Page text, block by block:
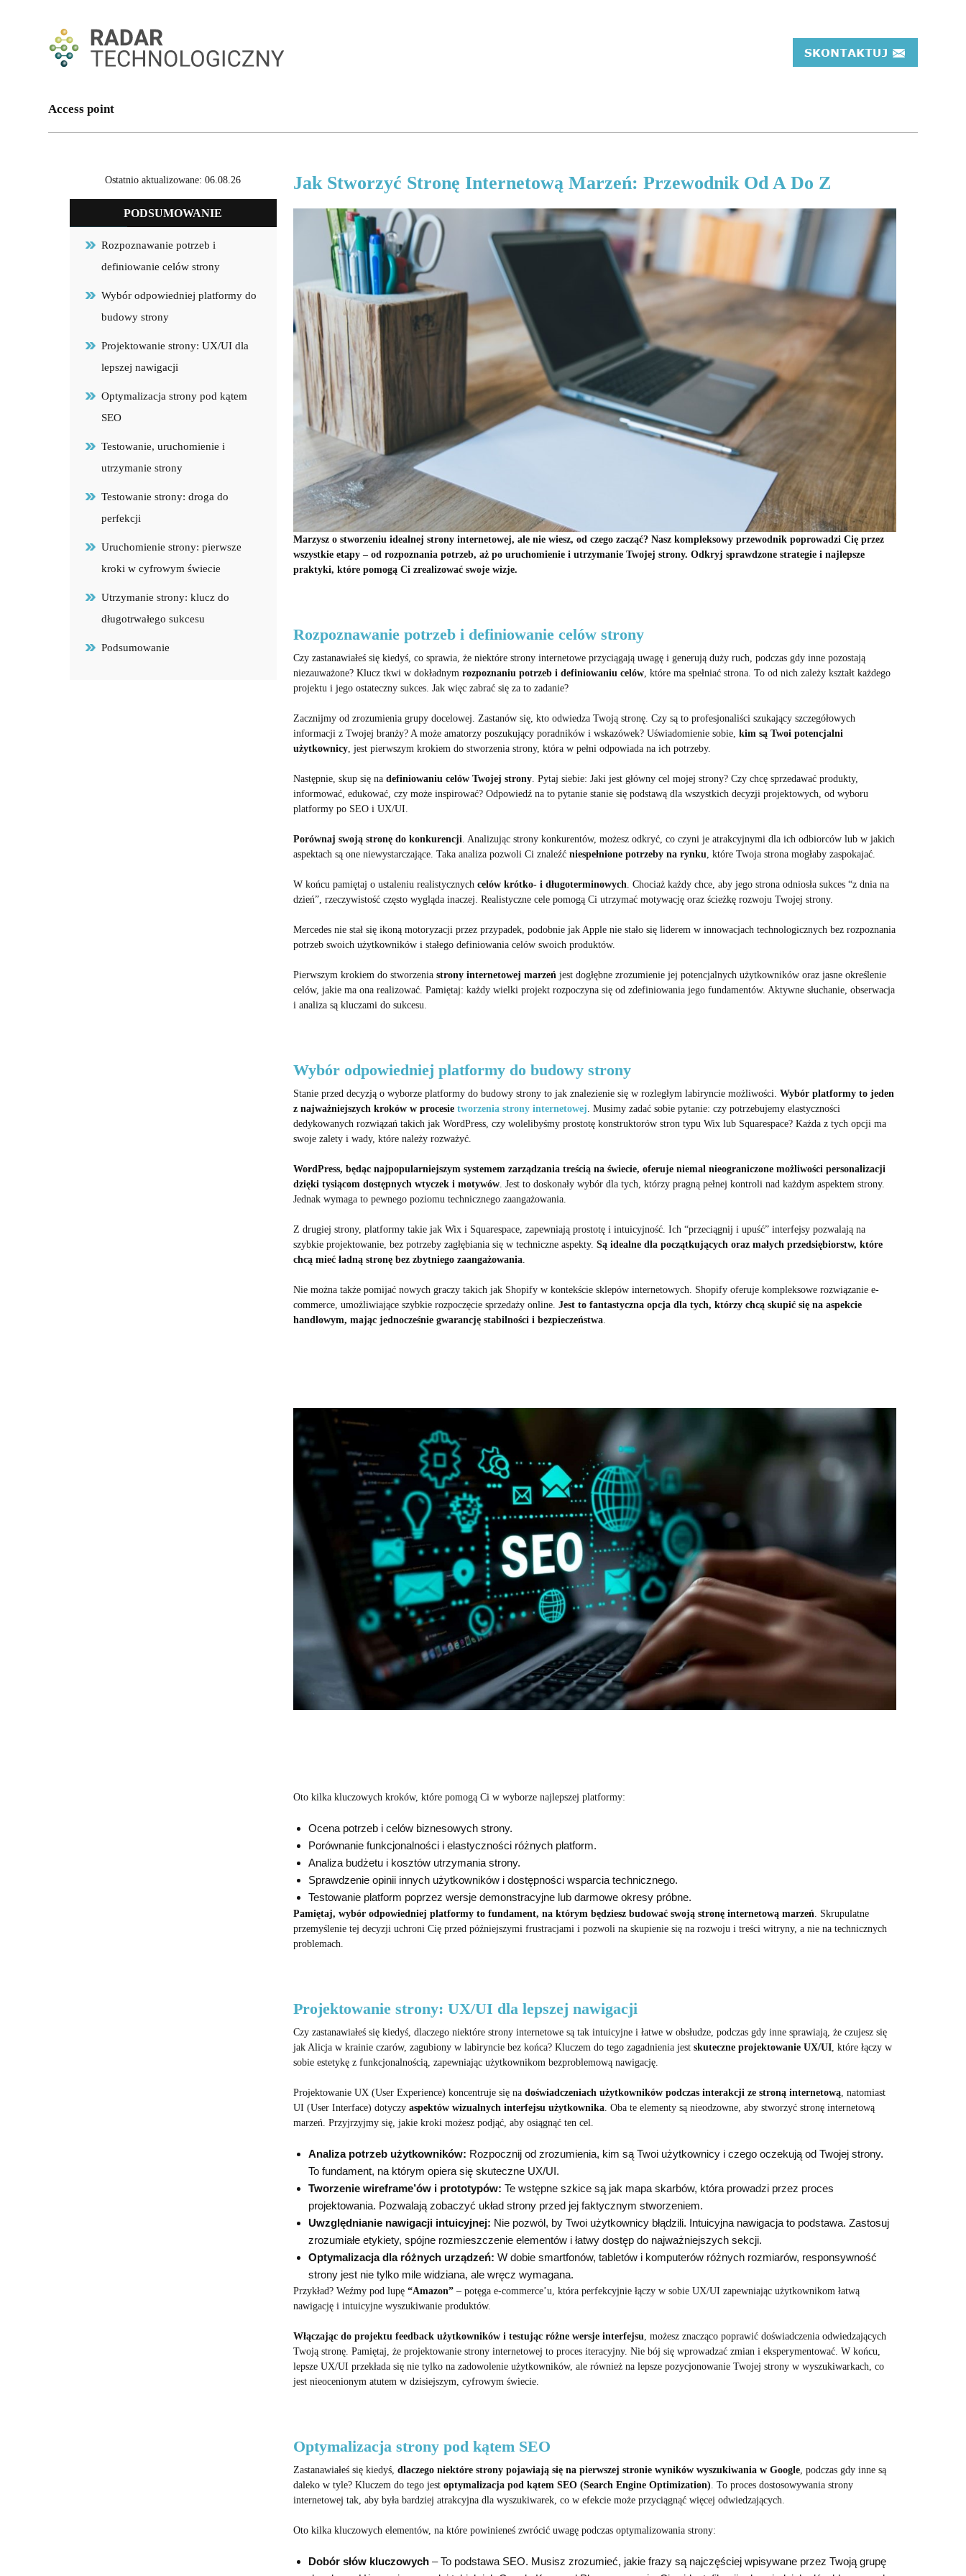
Access point
Ostatnio aktualizowane: 06.08.26
PODSUMOWANIE
Rozpoznawanie potrzeb i
definiowanie celów strony
Wybór odpowiedniej platformy do
budowy strony
Projektowanie strony: UX/UI dla
lepszej nawigacji
Optymalizacja strony pod kątem
SEO
Testowanie, uruchomienie i
utrzymanie strony
Testowanie strony: droga do
perfekcji
Uruchomienie strony: pierwsze
kroki w cyfrowym świecie
Utrzymanie strony: klucz do
długotrwałego sukcesu
Podsumowanie
Jak Stworzyć Stronę Internetową Marzeń: Przewodnik Od A Do Z
Marzysz o stworzeniu idealnej strony internetowej, ale nie wiesz, od czego zacząć? Nasz kompleksowy przewodnik poprowadzi Cię przez
wszystkie etapy – od rozpoznania potrzeb, aż po uruchomienie i utrzymanie Twojej strony. Odkryj sprawdzone strategie i najlepsze
praktyki, które pomogą Ci zrealizować swoje wizje.
Rozpoznawanie potrzeb i definiowanie celów strony
Czy zastanawiałeś się kiedyś, co sprawia, że niektóre strony internetowe przyciągają uwagę i generują duży ruch, podczas gdy inne pozostają
niezauważone? Klucz tkwi w dokładnym rozpoznaniu potrzeb i definiowaniu celów, które ma spełniać strona. To od nich zależy kształt każdego
projektu i jego ostateczny sukces. Jak więc zabrać się za to zadanie?
Zacznijmy od zrozumienia grupy docelowej. Zastanów się, kto odwiedza Twoją stronę. Czy są to profesjonaliści szukający szczegółowych
informacji z Twojej branży? A może amatorzy poszukujący poradników i wskazówek? Uświadomienie sobie, kim są Twoi potencjalni
użytkownicy, jest pierwszym krokiem do stworzenia strony, która w pełni odpowiada na ich potrzeby.
Następnie, skup się na definiowaniu celów Twojej strony. Pytaj siebie: Jaki jest główny cel mojej strony? Czy chcę sprzedawać produkty,
informować, edukować, czy może inspirować? Odpowiedź na to pytanie stanie się podstawą dla wszystkich decyzji projektowych, od wyboru
platformy po SEO i UX/UI.
Porównaj swoją stronę do konkurencji. Analizując strony konkurentów, możesz odkryć, co czyni je atrakcyjnymi dla ich odbiorców lub w jakich
aspektach są one niewystarczające. Taka analiza pozwoli Ci znaleźć niespełnione potrzeby na rynku, które Twoja strona mogłaby zaspokajać.
W końcu pamiętaj o ustaleniu realistycznych celów krótko- i długoterminowych. Chociaż każdy chce, aby jego strona odniosła sukces “z dnia na
dzień”, rzeczywistość często wygląda inaczej. Realistyczne cele pomogą Ci utrzymać motywację oraz ścieżkę rozwoju Twojej strony.
Mercedes nie stał się ikoną motoryzacji przez przypadek, podobnie jak Apple nie stało się liderem w innowacjach technologicznych bez rozpoznania
potrzeb swoich użytkowników i stałego definiowania celów swoich produktów.
Pierwszym krokiem do stworzenia strony internetowej marzeńjest dogłębne zrozumienie jej potencjalnych użytkowników oraz jasne określenie
celów, jakie ma ona realizować. Pamiętaj: każdy wielki projekt rozpoczyna się od zdefiniowania jego fundamentów. Aktywne słuchanie, obserwacja
i analiza są kluczami do sukcesu.
Wybór odpowiedniej platformy do budowy strony
Stanie przed decyzją o wyborze platformy do budowy strony to jak znalezienie się w rozległym labiryncie możliwości. Wybór platformy to jeden
z najważniejszych kroków w procesie tworzenia strony internetowej. Musimy zadać sobie pytanie: czy potrzebujemy elastyczności
dedykowanych rozwiązań takich jak WordPress, czy wolelibyśmy prostotę konstruktorów stron typu Wix lub Squarespace? Każda z tych opcji ma
swoje zalety i wady, które należy rozważyć.
WordPress, będąc najpopularniejszym systemem zarządzania treścią na świecie, oferuje niemal nieograniczone możliwości personalizacji
dzięki tysiącom dostępnych wtyczek i motywów. Jest to doskonały wybór dla tych, którzy pragną pełnej kontroli nad każdym aspektem strony.
Jednak wymaga to pewnego poziomu technicznego zaangażowania.
Z drugiej strony, platformy takie jak Wix i Squarespace, zapewniają prostotę i intuicyjność. Ich “przeciągnij i upuść” interfejsy pozwalają na
szybkie projektowanie, bez potrzeby zagłębiania się w techniczne aspekty. Są idealne dla początkujących oraz małych przedsiębiorstw, które
chcą mieć ładną stronę bez zbytniego zaangażowania.
Nie można także pomijać nowych graczy takich jak Shopify w kontekście sklepów internetowych. Shopify oferuje kompleksowe rozwiązanie e-
commerce, umożliwiające szybkie rozpoczęcie sprzedaży online. Jest to fantastyczna opcja dla tych, którzy chcą skupić się na aspekcie
handlowym, mając jednocześnie gwarancję stabilności i bezpieczeństwa.
Oto kilka kluczowych kroków, które pomogą Ci w wyborze najlepszej platformy:
Ocena potrzeb i celów biznesowych strony.
Porównanie funkcjonalności i elastyczności różnych platform.
Analiza budżetu i kosztów utrzymania strony.
Sprawdzenie opinii innych użytkowników i dostępności wsparcia technicznego.
Testowanie platform poprzez wersje demonstracyjne lub darmowe okresy próbne.
Pamiętaj, wybór odpowiedniej platformy to fundament, na którym będziesz budować swoją stronę internetową marzeń. Skrupulatne
przemyślenie tej decyzji uchroni Cię przed późniejszymi frustracjami i pozwoli na skupienie się na rozwoju i treści witryny, a nie na technicznych
problemach.
Projektowanie strony: UX/UI dla lepszej nawigacji
Czy zastanawiałeś się kiedyś, dlaczego niektóre strony internetowe są tak intuicyjne i łatwe w obsłudze, podczas gdy inne sprawiają, że czujesz się
jak Alicja w krainie czarów, zagubiony w labiryncie bez końca? Kluczem do tego zagadnienia jest skuteczne projektowanie UX/UI, które łączy w
sobie estetykę z funkcjonalnością, zapewniając użytkownikom bezproblemową nawigację.
Projektowanie UX (User Experience) koncentruje się na doświadczeniach użytkowników podczas interakcji ze stroną internetową, natomiast
UI (User Interface) dotyczy aspektów wizualnych interfejsu użytkownika. Oba te elementy są nieodzowne, aby stworzyć stronę internetową
marzeń. Przyjrzyjmy się, jakie kroki możesz podjąć, aby osiągnąć ten cel.
Analiza potrzeb użytkowników: Rozpocznij od zrozumienia, kim są Twoi użytkownicy i czego oczekują od Twojej strony.
To fundament, na którym opiera się skuteczne UX/UI.
Tworzenie wireframe’ów i prototypów: Te wstępne szkice są jak mapa skarbów, która prowadzi przez proces
projektowania. Pozwalają zobaczyć układ strony przed jej faktycznym stworzeniem.
Uwzględnianie nawigacji intuicyjnej: Nie pozwól, by Twoi użytkownicy błądzili. Intuicyjna nawigacja to podstawa. Zastosuj
zrozumiałe etykiety, spójne rozmieszczenie elementów i łatwy dostęp do najważniejszych sekcji.
Optymalizacja dla różnych urządzeń: W dobie smartfonów, tabletów i komputerów różnych rozmiarów, responsywność
strony jest nie tylko mile widziana, ale wręcz wymagana.
Przykład? Weźmy pod lupę “Amazon”– potęga e-commerce’u, która perfekcyjnie łączy w sobie UX/UI zapewniając użytkownikom łatwą
nawigację i intuicyjne wyszukiwanie produktów.
Włączając do projektu feedback użytkowników i testując różne wersje interfejsu, możesz znacząco poprawić doświadczenia odwiedzających
Twoją stronę. Pamiętaj, że projektowanie strony internetowej to proces iteracyjny. Nie bój się wprowadzać zmian i eksperymentować. W końcu,
lepsze UX/UI przekłada się nie tylko na zadowolenie użytkowników, ale również na lepsze pozycjonowanie Twojej strony w wyszukiwarkach, co
jest nieocenionym atutem w dzisiejszym, cyfrowym świecie.
Optymalizacja strony pod kątem SEO
Zastanawiałeś się kiedyś, dlaczego niektóre strony pojawiają się na pierwszej stronie wyników wyszukiwania w Google, podczas gdy inne są
daleko w tyle? Kluczem do tego jest optymalizacja pod kątem SEO (Search Engine Optimization). To proces dostosowywania strony
internetowej tak, aby była bardziej atrakcyjna dla wyszukiwarek, co w efekcie może przyciągnąć więcej odwiedzających.
Oto kilka kluczowych elementów, na które powinieneś zwrócić uwagę podczas optymalizowania strony:
Dobór słów kluczowych– To podstawa SEO. Musisz zrozumieć, jakie frazy są najczęściej wpisywane przez Twoją grupę